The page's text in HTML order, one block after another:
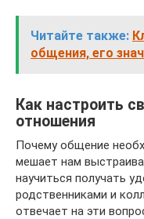
Читайте также:
общения, его
Как настроить
отношения
Почему общение
мешает нам
научиться получать
родственниками и
отвечает на эти